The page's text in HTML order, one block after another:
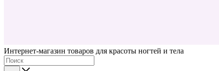
Интернет-магазин товаров для красоты ногтей и тела